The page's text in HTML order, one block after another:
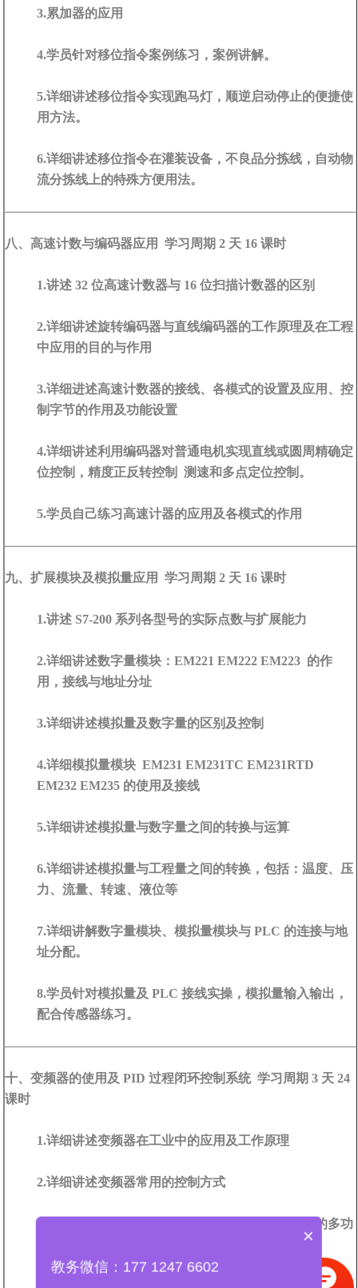
3.累加器的应用
4.学员针对移位指令案例练习，案例讲解。
5.详细讲述移位指令实现跑马灯，顺逆启动停止的便捷使
用方法。
6.详细讲述移位指令在灌装设备，不良品分拣线，自动物
流分拣线上的特殊方便用法。
八、高速计数与编码器应用 学习周期 2 天 16 课时
1.讲述 32 位高速计数器与 16 位扫描计数器的区别
2.详细讲述旋转编码器与直线编码器的工作原理及在工程
中应用的目的与作用
3.详细进述高速计数器的接线、各模式的设置及应用、控
制字节的作用及功能设置
4.详细讲述利用编码器对普通电机实现直线或圆周精确定
位控制，精度正反转控制 测速和多点定位控制。
5.学员自己练习高速计器的应用及各模式的作用
九、扩展模块及模拟量应用 学习周期 2 天 16 课时
1.讲述 S7-200 系列各型号的实际点数与扩展能力
2.详细讲述数字量模块：EM221 EM222 EM223 的作
用，接线与地址分址
3.详细讲述模拟量及数字量的区别及控制
4.详细模拟量模块 EM231 EM231TC EM231RTD
EM232 EM235 的使用及接线
5.详细讲述模拟量与数字量之间的转换与运算
6.详细讲述模拟量与工程量之间的转换，包括：温度、压
力、流量、转速、液位等
7.详细讲解数字量模块、模拟量模块与 PLC 的连接与地
址分配。
8.学员针对模拟量及 PLC 接线实操，模拟量输入输出，
配合传感器练习。
十、变频器的使用及 PID 过程闭环控制系统 学习周期 3 天 24
课时
1.详细讲述变频器在工业中的应用及工作原理
2.详细讲述变频器常用的控制方式
3.详细讲变频器的接线原理图及通过外部端子实现的多功
×
教务微信：177 1247 6602